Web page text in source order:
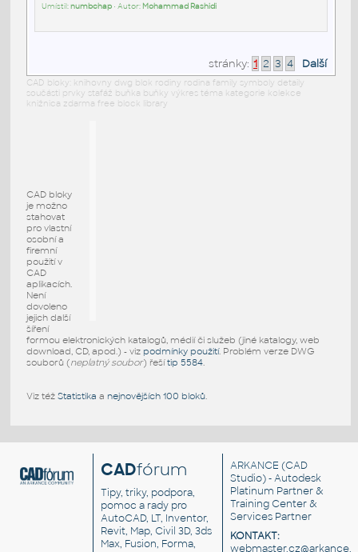
Umístil:numbchap• Autor: Mohammad Rashidi
stránky: 1 2 3 4 Další
CAD bloky: knihovny dwg blok rodiny rodina family symboly detaily
součásti prvky stafáž buňka buňky výkres téma kategorie kolekce
knižnica zdarma free block library
CAD bloky
je možno
stahovat
pro vlastní
osobní a
firemní
použití v
CAD
aplikacích.
Není
dovoleno
jejich další
šíření
formou elektronických katalogů, médií či služeb (jiné katalogy, web
download, CD, apod.) - viz podmínky použití. Problém verze DWG
souborů (neplatný soubor) řešítip 5584.
Viz též Statistika a nejnovějších 100 bloků.
CADfórum
Tipy, triky, podpora,
pomoc a rady pro
AutoCAD, LT, Inventor,
Revit, Map, Civil 3D, 3ds
Max, Fusion, Forma,
ARKANCE (CAD
Studio) - Autodesk
Platinum Partner &
Training Center &
Services Partner
KONTAKT: